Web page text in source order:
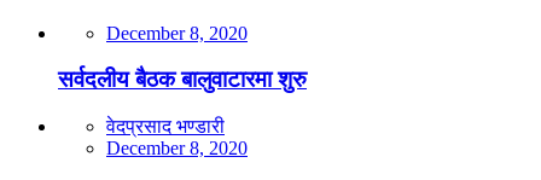
December 8, 2020
सर्वदलीय बैठक बालुवाटारमा शुरु
वेदप्रसाद भण्डारी
December 8, 2020